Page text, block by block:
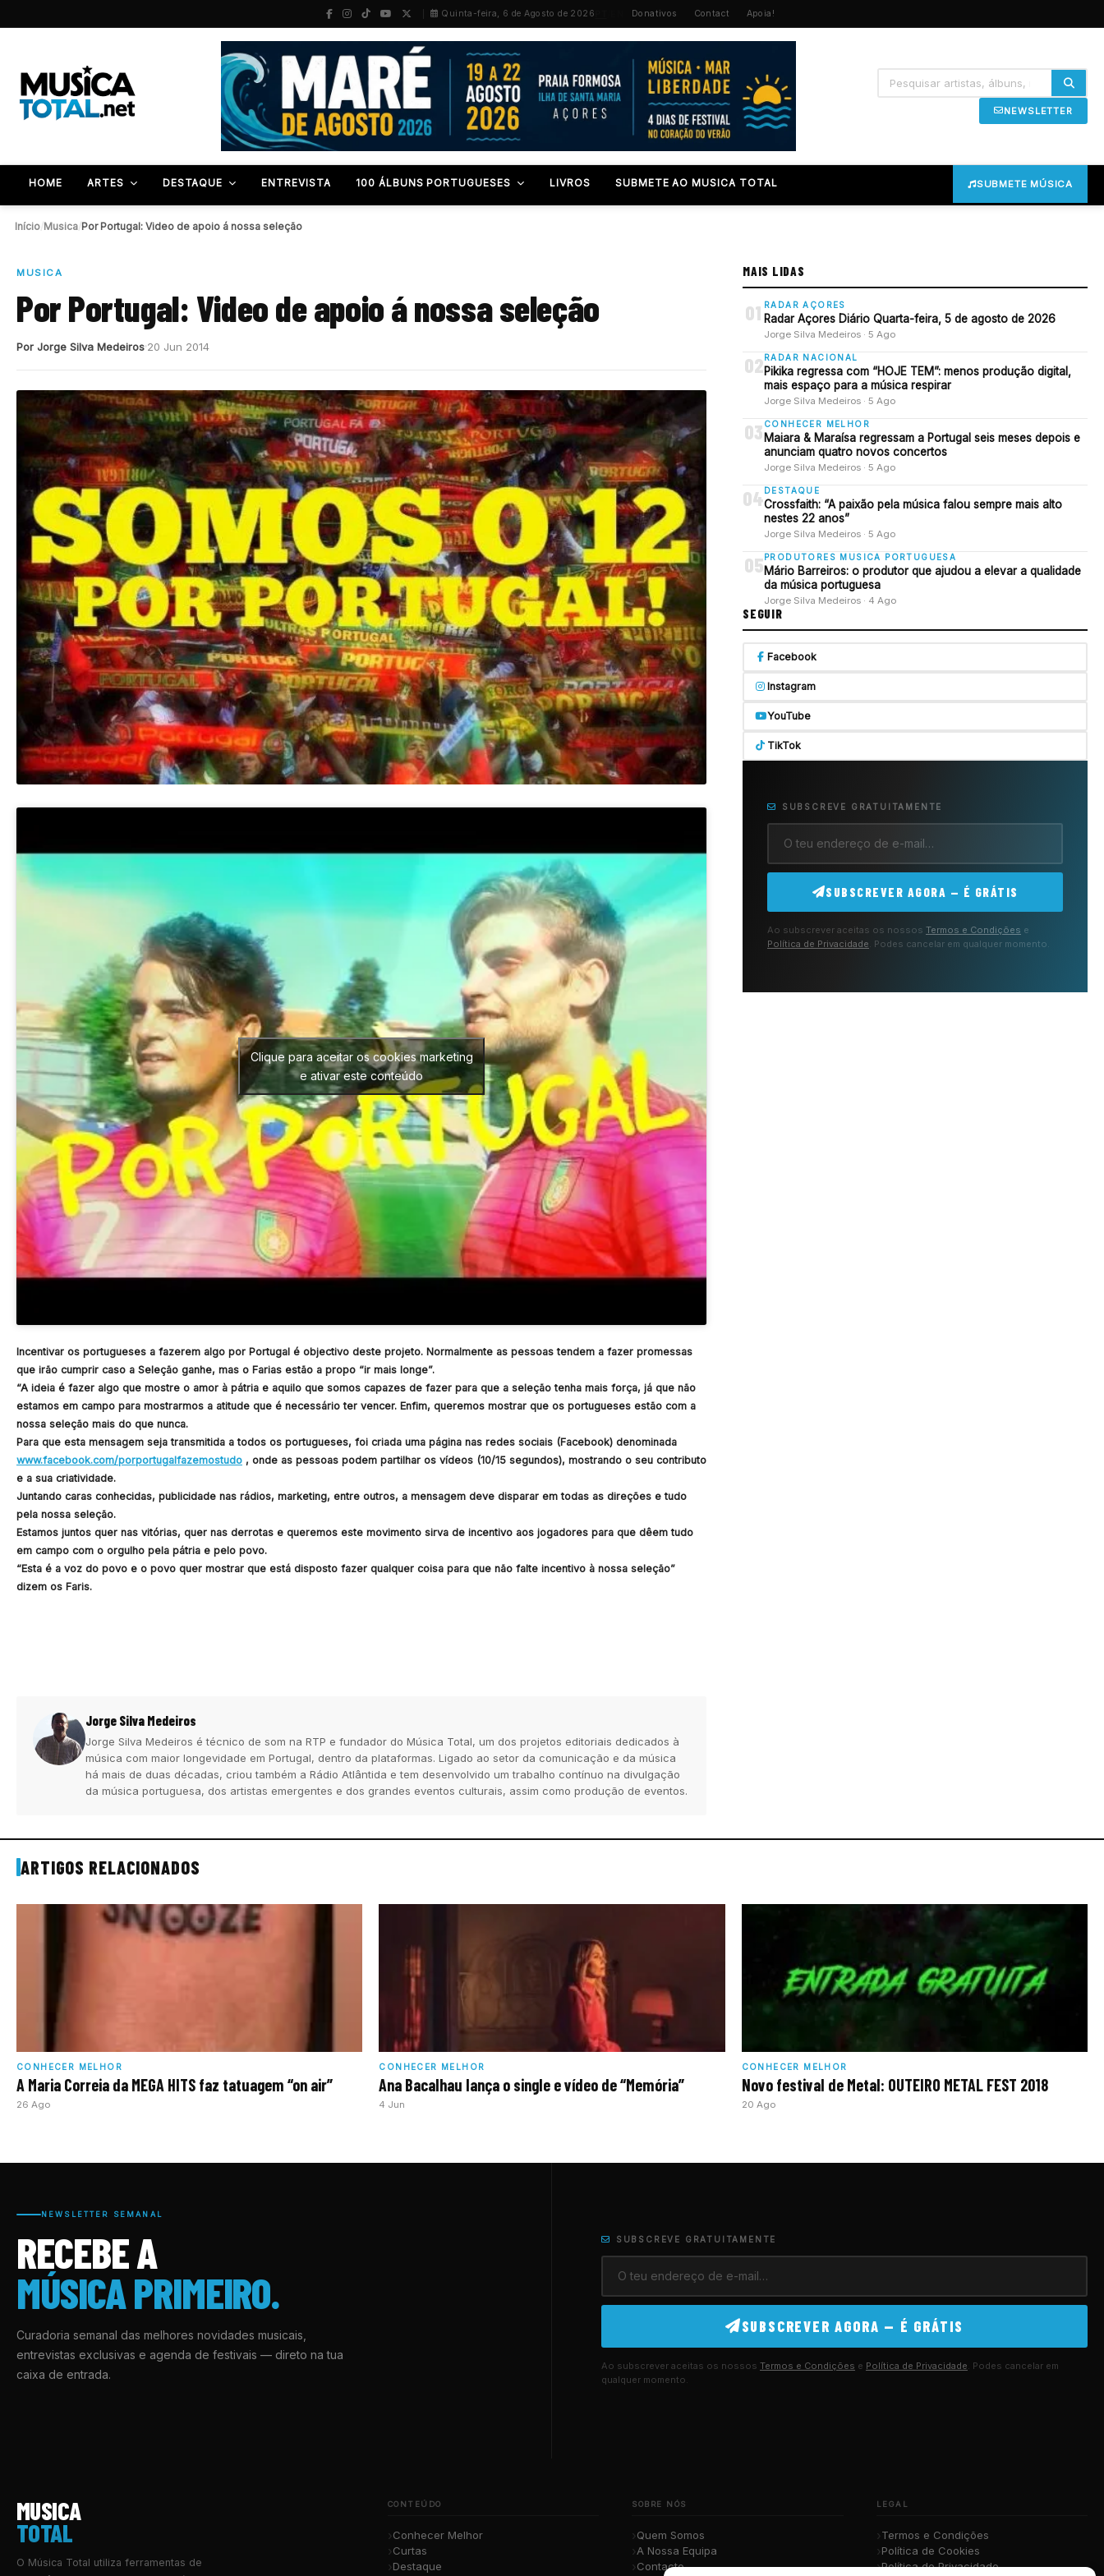
Quinta-feira, 6 de Agosto de 2026 Donativos Contact Apoia!
NEWSLETTER
HOME ARTES DESTAQUE ENTREVISTA 100 ÁLBUNS PORTUGUESES LIVROS SUBMETE AO MUSICA TOTAL SUBMETE MÚSICA
Início Musica Por Portugal: Video de apoio á nossa seleção
MUSICA
Por Portugal: Video de apoio á nossa seleção
Por Jorge Silva Medeiros 20 Jun 2014
Clique para aceitar os cookies marketing
e ativar este conteúdo
Incentivar os portugueses a fazerem algo por Portugal é objectivo deste projeto. Normalmente as pessoas tendem a fazer promessas
que irão cumprir caso a Seleção ganhe, mas o Farias estão a propo “ir mais longe”.
“A ideia é fazer algo que mostre o amor à pátria e aquilo que somos capazes de fazer para que a seleção tenha mais força, já que não
estamos em campo para mostrarmos a atitude que é necessário ter vencer. Enfim, queremos mostrar que os portugueses estão com a
nossa seleção mais do que nunca.
Para que esta mensagem seja transmitida a todos os portugueses, foi criada uma página nas redes sociais (Facebook) denominada
www.facebook.com/porportugalfazemostudo , onde as pessoas podem partilhar os vídeos (10/15 segundos), mostrando o seu contributo
e a sua criatividade.
Juntando caras conhecidas, publicidade nas rádios, marketing, entre outros, a mensagem deve disparar em todas as direções e tudo
pela nossa seleção.
Estamos juntos quer nas vitórias, quer nas derrotas e queremos este movimento sirva de incentivo aos jogadores para que dêem tudo
em campo com o orgulho pela pátria e pelo povo.
“Esta é a voz do povo e o povo quer mostrar que está disposto fazer qualquer coisa para que não falte incentivo à nossa seleção”
dizem os Faris.
Jorge Silva Medeiros
Jorge Silva Medeiros é técnico de som na RTP e fundador do Música Total, um dos projetos editoriais dedicados à
música com maior longevidade em Portugal, dentro da plataformas. Ligado ao setor da comunicação e da música
há mais de duas décadas, criou também a Rádio Atlântida e tem desenvolvido um trabalho contínuo na divulgação
da música portuguesa, dos artistas emergentes e dos grandes eventos culturais, assim como produção de eventos.
MAIS LIDAS
01 RADAR AÇORES
Radar Açores Diário Quarta-feira, 5 de agosto de 2026
Jorge Silva Medeiros · 5 Ago
02 RADAR NACIONAL
Pikika regressa com “HOJE TEM”: menos produção digital,
mais espaço para a música respirar
Jorge Silva Medeiros · 5 Ago
03 CONHECER MELHOR
Maiara & Maraísa regressam a Portugal seis meses depois e
anunciam quatro novos concertos
Jorge Silva Medeiros · 5 Ago
04DESTAQUE
Crossfaith: “A paixão pela música falou sempre mais alto
nestes 22 anos”
Jorge Silva Medeiros · 5 Ago
05 PRODUTORES MUSICA PORTUGUESA
Mário Barreiros: o produtor que ajudou a elevar a qualidade
da música portuguesa
Jorge Silva Medeiros · 4 Ago
SEGUIR
Facebook
Instagram
YouTube
TikTok
SUBSCREVE GRATUITAMENTE
SUBSCREVER AGORA — É GRÁTIS
Ao subscrever aceitas os nossos Termos e Condições e
Política de Privacidade . Podes cancelar em qualquer momento.
ARTIGOS RELACIONADOS
CONHECER MELHOR
A Maria Correia da MEGA HITS faz tatuagem “on air”
26 Ago
CONHECER MELHOR
Ana Bacalhau lança o single e vídeo de “Memória”
4 Jun
CONHECER MELHOR
Novo festival de Metal: OUTEIRO METAL FEST 2018
20 Ago
NEWSLETTER SEMANAL
RECEBE A
MÚSICA PRIMEIRO.
Curadoria semanal das melhores novidades musicais,
entrevistas exclusivas e agenda de festivais — direto na tua
caixa de entrada.
SUBSCREVE GRATUITAMENTE
SUBSCREVER AGORA — É GRÁTIS
Ao subscrever aceitas os nossos Termos e Condições e Política de Privacidade . Podes cancelar em
qualquer momento.
MUSICA
TOTAL
O Música Total utiliza ferramentas de
CONTEÚDO
Conhecer Melhor
Curtas
Destaque
SOBRE NÓS
Quem Somos
A Nossa Equipa
Contacto
LEGAL
Termos e Condições
Política de Cookies
Política de Privacidade